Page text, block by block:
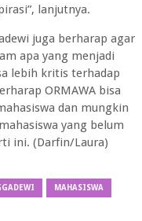
lanjutnya.
juga berharap agar
apa yang menjadi
lebih kritis terhadap
ORMAWA bisa
dan mungkin
yang belum
ini. (Darfin/Laura)
MAHASISWA